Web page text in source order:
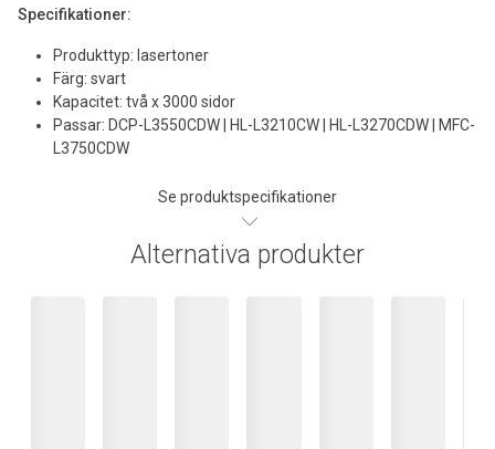
Specifikationer:
Produkttyp: lasertoner
Färg: svart
Kapacitet: två x 3000 sidor
Passar: DCP-L3550CDW | HL-L3210CW | HL-L3270CDW | MFC-
L3750CDW
Se produktspecifikationer
Alternativa produkter